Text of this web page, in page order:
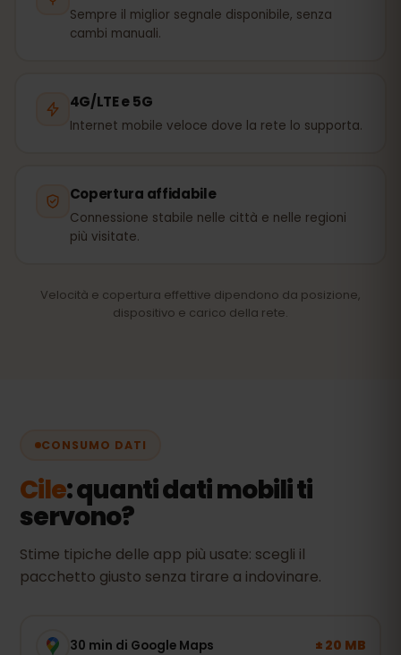
Sempre il miglior segnale disponibile, senza
cambi manuali.
4G/LTE e 5G
Internet mobile veloce dove la rete lo supporta.
Copertura affidabile
Connessione stabile nelle città e nelle regioni
più visitate.
Velocità e copertura effettive dipendono da posizione,
dispositivo e carico della rete.
CONSUMO DATI
Cile: quanti dati mobili ti
servono?
Stime tipiche delle app più usate: scegli il
pacchetto giusto senza tirare a indovinare.
30 min di Google Maps ± 20 MB